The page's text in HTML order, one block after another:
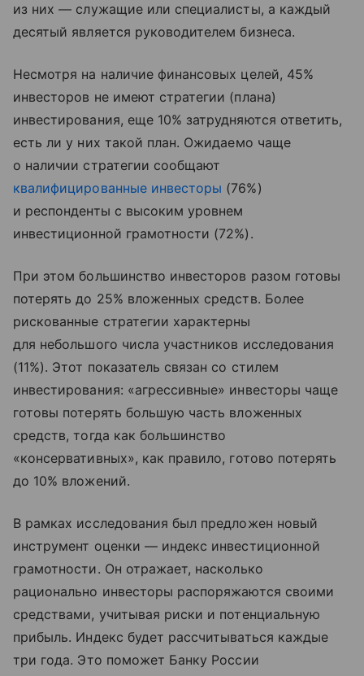
из них — служащие или специалисты, а каждый
десятый является руководителем бизнеса.
Несмотря на наличие финансовых целей, 45%
инвесторов не имеют стратегии (плана)
инвестирования, еще 10% затрудняются ответить,
есть ли у них такой план. Ожидаемо чаще
о наличии стратегии сообщают
квалифицированные инвесторы (76%)
и респонденты с высоким уровнем
инвестиционной грамотности (72%).
При этом большинство инвесторов разом готовы
потерять до 25% вложенных средств. Более
рискованные стратегии характерны
для небольшого числа участников исследования
(11%). Этот показатель связан со стилем
инвестирования: «агрессивные» инвесторы чаще
готовы потерять большую часть вложенных
средств, тогда как большинство
«консервативных», как правило, готово потерять
до 10% вложений.
В рамках исследования был предложен новый
инструмент оценки — индекс инвестиционной
грамотности. Он отражает, насколько
рационально инвесторы распоряжаются своими
средствами, учитывая риски и потенциальную
прибыль. Индекс будет рассчитываться каждые
три года. Это поможет Банку России